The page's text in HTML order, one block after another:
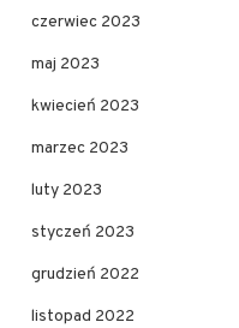
czerwiec 2023
maj 2023
kwiecień 2023
marzec 2023
luty 2023
styczeń 2023
grudzień 2022
listopad 2022